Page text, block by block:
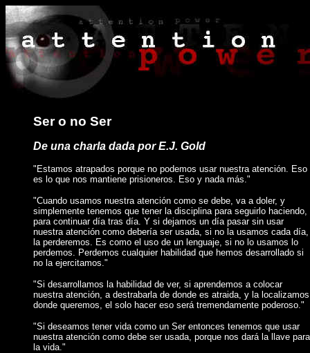
Ser o no Ser
De una charla dada por E.J. Gold
"Estamos atrapados porque no podemos usar nuestra atención. Eso
es lo que nos mantiene prisioneros. Eso y nada más."
"Cuando usamos nuestra atención como se debe, va a doler, y
simplemente tenemos que tener la disciplina para seguirlo haciendo,
para continuar día tras día. Y si dejamos un día pasar sin usar
nuestra atención como debería ser usada, si no la usamos cada día,
la perderemos. Es como el uso de un lenguaje, si no lo usamos lo
perdemos. Perdemos cualquier habilidad que hemos desarrollado si
no la ejercitamos."
"Si desarrollamos la habilidad de ver, si aprendemos a colocar
nuestra atención, a destrabarla de donde es atraida, y la localizamos
donde queremos, el solo hacereso serátremendamente poderoso."
"Si deseamos tener vida como un Ser entonces tenemos que usar
nuestra atención como debe ser usada, porque nos darála llave para
la vida."